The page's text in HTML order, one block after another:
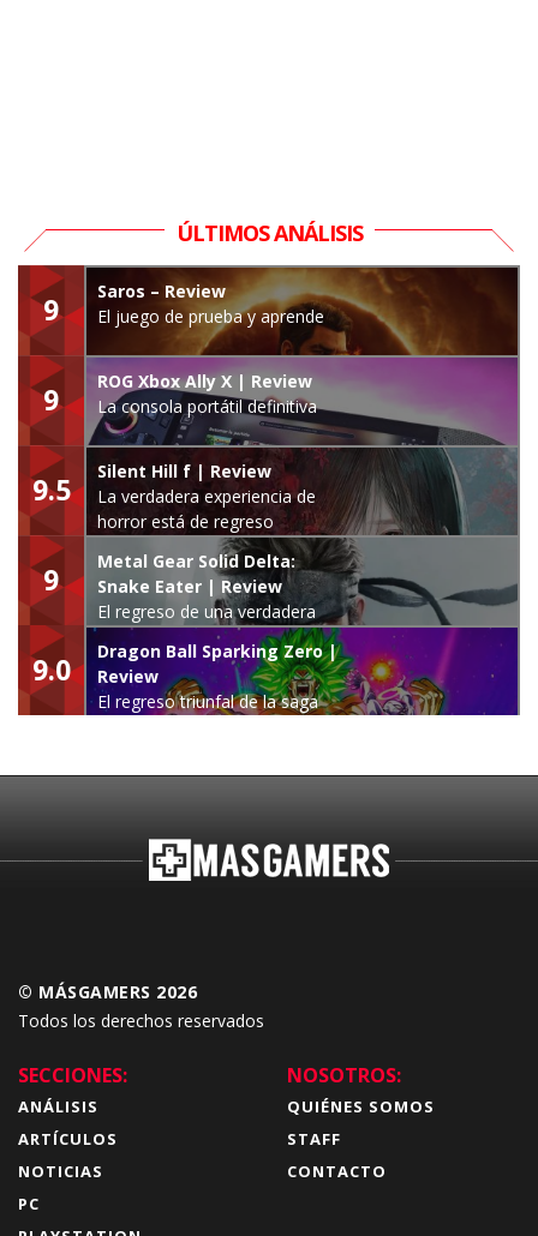
ÚLTIMOS ANÁLISIS
9
Saros – Review
El juego de prueba y aprende
9
ROG Xbox Ally X | Review
La consola portátil definitiva
9.5
Silent Hill f | Review
La verdadera experiencia de
horror está de regreso
9
Metal Gear Solid Delta:
Snake Eater | Review
El regreso de una verdadera
leyenda
9.0
Dragon Ball Sparking Zero |
Review
El regreso triunfal de la saga
© MÁSGAMERS 2026
Todos los derechos reservados
SECCIONES:
ANÁLISIS
ARTÍCULOS
NOTICIAS
PC
NOSOTROS:
QUIÉNES SOMOS
STAFF
CONTACTO